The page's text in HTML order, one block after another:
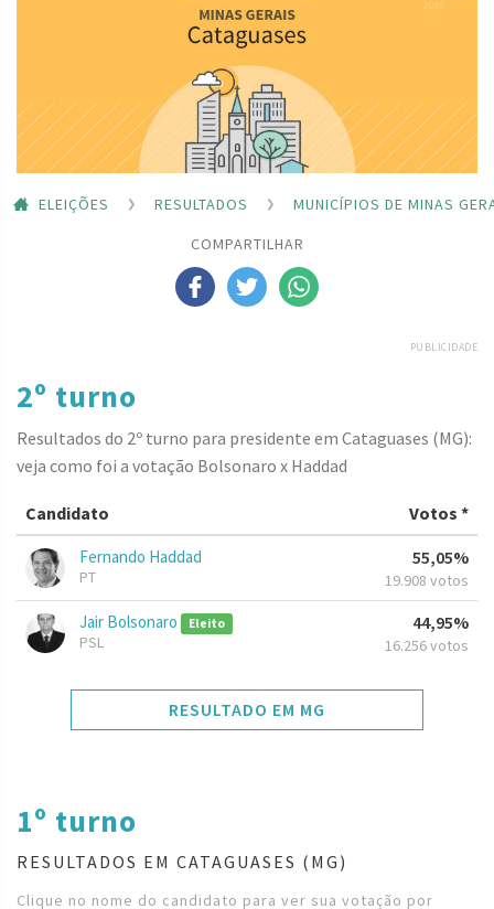
ELEIÇÕES RESULTADOS
MUNICÍPIOS DE MINAS
COMPARTILHAR
PUBLICIDADE
2º turno
Resultados do 2º turno para presidente em Cataguases (MG):
veja como foi a votação Bolsonaro x Haddad
Candidato Votos *
Fernando Haddad
PT
55,05%
19.908 votos
Jair Bolsonaro Eleito
PSL
44,95%
16.256 votos
RESULTADO EM MG
1º turno
RESULTADOS EM CATAGUASES (MG)
Clique no nome do candidato para ver sua votação por